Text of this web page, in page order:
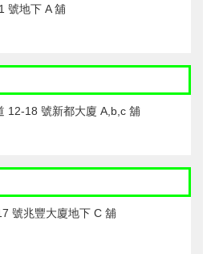
號地下 A 舖
12-18 號新都大廈 A,b,c 舖
號兆豐大廈地下 C 舖